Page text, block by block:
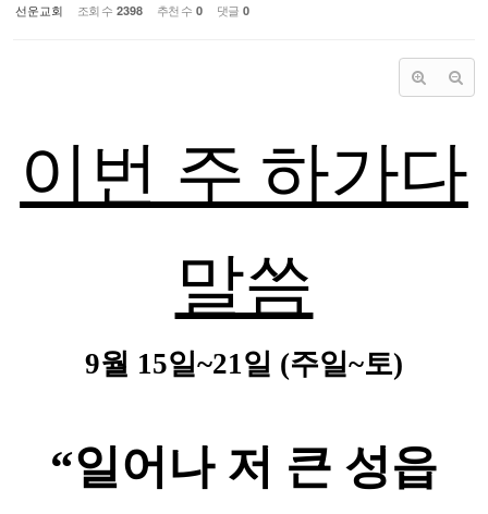
선운교회 조회 수 2398 추천 수 0 댓글 0
이번 주 하가다
말씀
9월 15일~21일 (주일~토)
“일어나 저 큰 성읍